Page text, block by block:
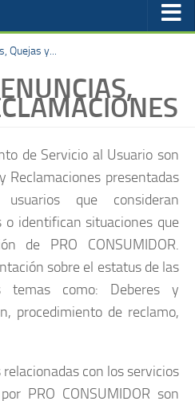
Quejas y...
de Servicio al Usuario son
Reclamaciones presentadas
que consideran
o identifican situaciones que
de PRO CONSUMIDOR.
sobre el estatus de las
temas como: Deberes y
procedimiento de reclamo,
con los servicios
PRO CONSUMIDOR son